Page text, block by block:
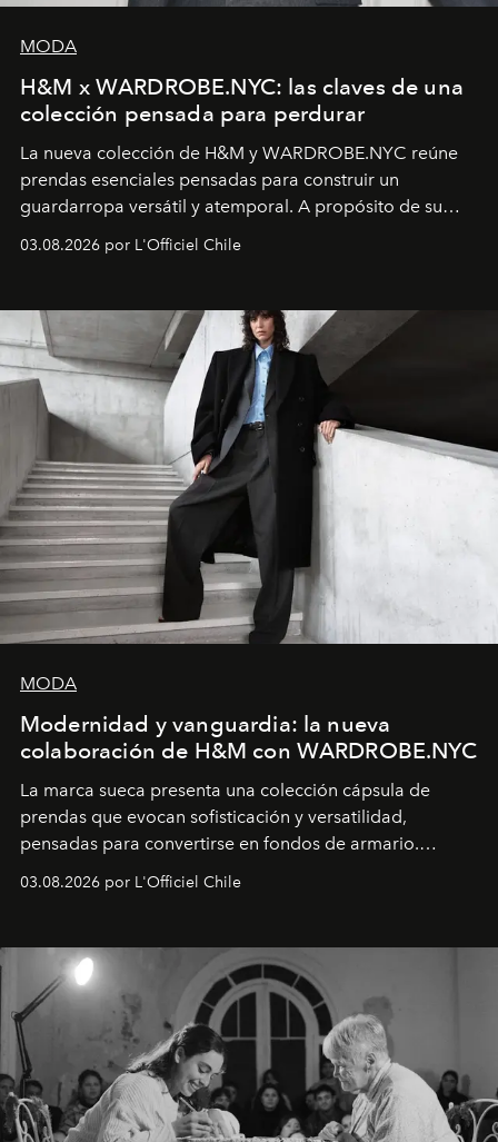
MODA
H&M x WARDROBE.NYC: las claves de una
colección pensada para perdurar
La nueva colección de H&M y WARDROBE.NYC reúne
prendas esenciales pensadas para construir un
guardarropa versátil y atemporal. A propósito de su
la asesora creativa y jefa de diseño global de la marca
y la filosofía detrás de la propuesta.
03.08.2026 por L'Officiel Chile
MODA
Modernidad y vanguardia: la nueva
colaboración de H&M con WARDROBE.NYC
La marca sueca presenta una colección cápsula de
prendas que evocan sofisticación y versatilidad,
pensadas para convertirse en fondos de armario.
03.08.2026 por L'Officiel Chile